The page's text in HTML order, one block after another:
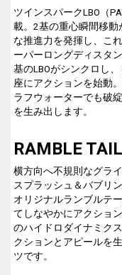
ツインスパークLBO（
載。2基の重心瞬間移
な推進力を発揮し、こ
ーパーロングディスタ
基のLBOがシンクロし
座にアクションを始動
ラフウォーターでも破
を生み出します。
RAMBLE TAIL
横方向へ不規則なグラ
スプラッシュ＆バブリ
オリジナルランブルテ
てしなやかにアクショ
のハイドロダイナミク
クションとアピールを
ツです。